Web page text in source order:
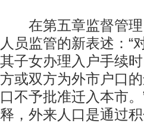
在第五章监督管理
人员监管的新表述：“
其子女办理入户手续
方或双方为外市户口
口不予批准迁入本市
释，外来人口是通过